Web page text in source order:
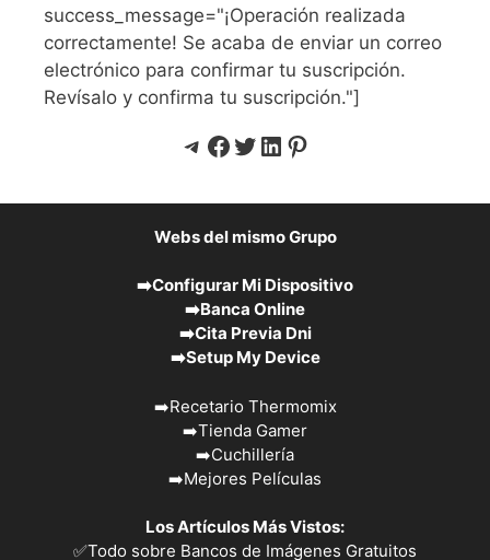
success_message="¡Operación realizada
correctamente! Se acaba de enviar un correo
electrónico para confirmar tu suscripción.
Revísalo y confirma tu suscripción."]
Telegram
Facebook
Twitter
LinkedIn
Pinterest
Webs del mismo Grupo
➡️Configurar Mi Dispositivo
➡️Banca Online
➡️Cita Previa Dni
➡️Setup My Device
➡️Recetario Thermomix
➡️Tienda Gamer
➡️Cuchillería
➡️Mejores Películas
Los Artículos Más Vistos:
✅Todo sobre Bancos de Imágenes Gratuitos